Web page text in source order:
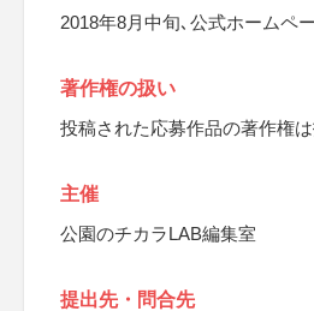
2018年8月中旬､公式ホームペ
著作権の扱い
投稿された応募作品の著作権
主催
公園のチカラLAB編集室
提出先・問合先